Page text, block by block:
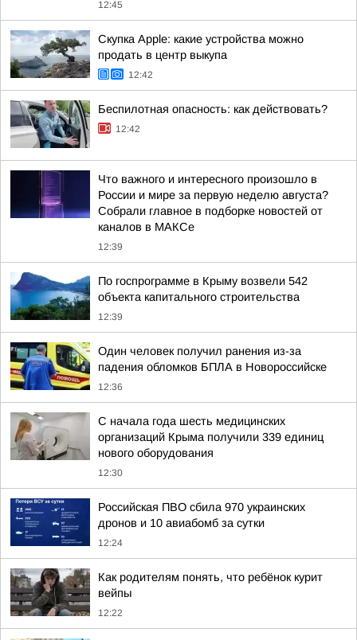
12:45
Скупка Apple: какие устройства можно
продать в центр выкупа
12:42
Беспилотная опасность: как действовать?
12:42
Что важного и интересного произошло в
России и мире за первую неделю августа?
Собрали главное в подборке новостей от
каналов в МАКСе
12:39
По госпрограмме в Крыму возвели 542
объекта капитального строительства
12:39
Один человек получил ранения из-за
падения обломков БПЛА в Новороссийске
12:36
С начала года шесть медицинских
организаций Крыма получили 339 единиц
нового оборудования
12:30
Российская ПВО сбила 970 украинских
дронов и 10 авиабомб за сутки
12:24
Как родителям понять, что ребёнок курит
вейпы
12:22